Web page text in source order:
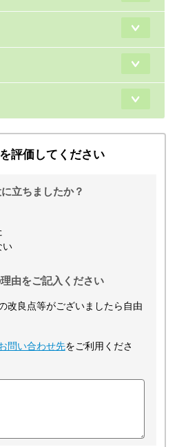
評価してください
立ちましたか？
い
由をご記入ください
改良点等がございましたら自由
問い合わせ先をご利用くださ